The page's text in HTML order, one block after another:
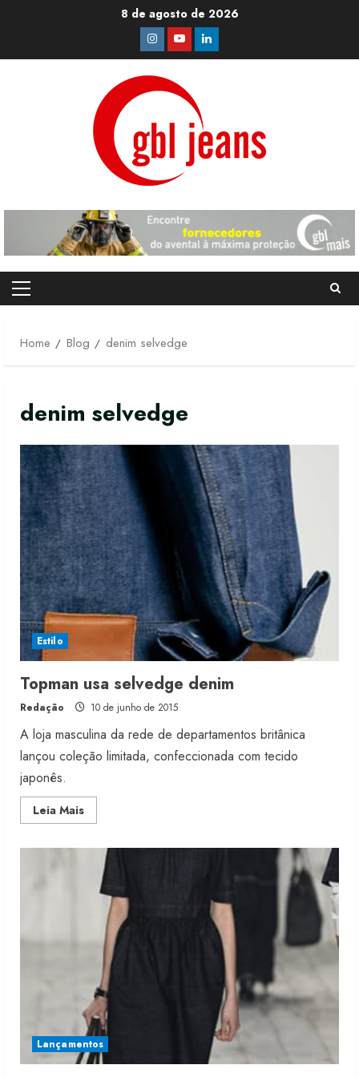
8 de agosto de 2026
Instagram
YoutubeLinkedin
Primary
Home
Blog denim selvedge
denim selvedge
Estilo
Topman usa selvedge denim
Redação 10 de junho de 2015
A loja masculina da rede de departamentos britânica
lançou coleção limitada, confeccionada com tecido
japonês.
Leia MaisRead
more
selvedge
denim
Lançamentos